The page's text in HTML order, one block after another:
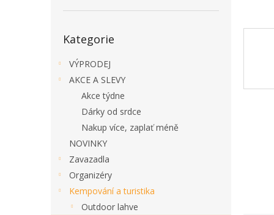
kategorie
Kategorie
VÝPRODEJ
AKCE A SLEVY
Akce týdne
Dárky od srdce
Nakup více, zaplať méně
NOVINKY
Zavazadla
Organizéry
Kempování a turistika
Outdoor lahve